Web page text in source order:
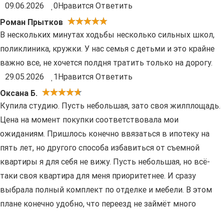
09.06.2026
0Нравится Ответить
Роман Прытков
В нескольких минутах ходьбы несколько сильных школ,
поликлиника, кружки. У нас семья с детьми и это крайне
важно все, не хочется полдня тратить только на дорогу.
29.05.2026
1Нравится Ответить
Оксана Б.
Купила студию. Пусть небольшая, зато своя жилплощадь.
Цена на момент покупки соответствовала мои
ожиданиям. Пришлось конечно ввязаться в ипотеку на
пять лет, но другого способа избавиться от съемной
квартиры я для себя не вижу. Пусть небольшая, но всё-
таки своя квартира для меня приоритетнее. И сразу
выбрала полный комплект по отделке и мебели. В этом
плане конечно удобно, что переезд не займёт много